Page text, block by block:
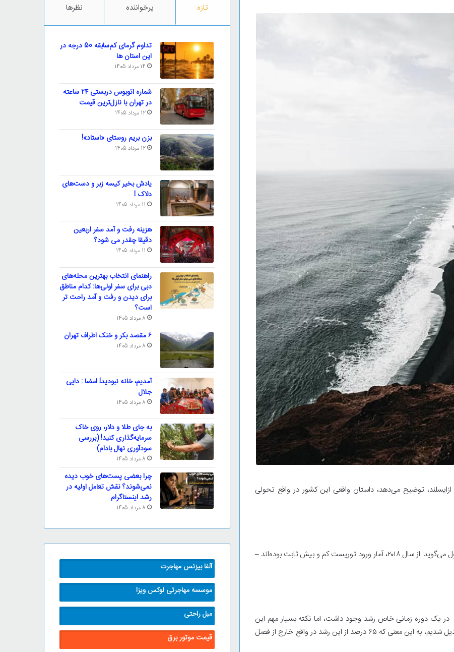
ازایسلند، توضیح می‌دهد، داستان واقعی این کشور در واقع تحولی
او در نمایشگاه جهانی سفر امسال در لندن به یورونیوز تراول می‌گوید: از سال ۲۰۱۸، آمار ورود توریست کم و بیش ثابت بوده‌اند –
بازدید می‌کنند. در یک دوره زمانی خاص رشد وجود داشت، اما نکته بسیار مهم این
است که ما از یک مقصد سه ماهه به یک مقصد سالانه تبدیل شدیم، به این معنی که ۶۵ درصد از این رشد در واقع خارج از فصل
تازه پرخواننده نظرها
تداوم گرمای کم‌سابقه 50 درجه در
این استان ها
14 مرداد 1405
شماره اتوبوس دربستی ۲۴ ساعته
در تهران با نازل‌ترین قیمت
12 مرداد 1405
بزن بریم روستای «استاد»!
12 مرداد 1405
یادش بخیر کیسه‌ زبر و دست‌های
دلاک !
11 مرداد 1405
هزینه رفت و آمد سفر اربعین
دقیقا چقدر می شود؟
11 مرداد 1405
راهنمای انتخاب بهترین محله‌های
دبی برای سفر اولی‌ها: کدام مناطق
برای دیدن و رفت و آمد راحت تر
است؟
8 مرداد 1405
۶ مقصد بکر و خنک اطراف تهران
8 مرداد 1405
آمدیم، خانه نبودید! امضا : دایی
جلال
8 مرداد 1405
به جای طلا و دلار، روی خاک
سرمایه‌گذاری کنید! (بررسی
سودآوری نهال بادام)
8 مرداد 1405
چرا بعضی پست‌های خوب دیده
نمی‌شوند؟ نقش تعامل اولیه در
رشد اینستاگرام
8 مرداد 1405
آلفا بیزنس مهاجرت
موسسه مهاجرتی لوکس ویزا
مبل راحتی
قیمت موتور برق